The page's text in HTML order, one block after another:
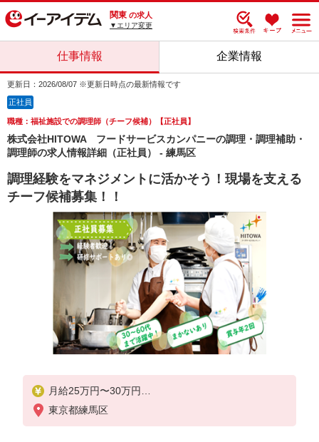
関東 の求人
▼エリア変更
仕事情報 企業情報
更新日：2026/08/07 ※更新日時点の最新情報です
正社員
職種：福祉施設での調理師（チーフ候補）【正社員】
株式会社HITOWA フードサービスカンパニーの調理・調理補助・
調理師の求人情報詳細（正社員） - 練馬区
調理経験をマネジメントに活かそう！現場を支える
チーフ候補募集！！
月給25万円〜30万円
※給与は経験や前職給与に応じて決定します。
東京都練馬区